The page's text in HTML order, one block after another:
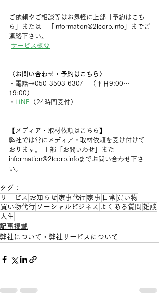
ご依頼やご相談等はお気軽に上部「予約はこち
ら」または　「information@2lcorp.info」までご
連絡下さい。
サービス概要
〈お問い合わせ・予約はこちら〉
・電話→050-3503-6307　（平日9:00〜
19:00）
・
LINE （24時間受付）
【メディア・取材依頼はこちら】
弊社では常にメディア・取材依頼を受け付けて
おります。 上部「お問いわせ」また
information@2lcorp.infoまでお問い合わせ下さ
い。
タグ：
サービス お知らせ 家事代行 家事 日常 買い物
買い物代行 ソーシャルビジネス よくある質問 雑談
人生
記事掲載
弊社について・弊社サービスについて